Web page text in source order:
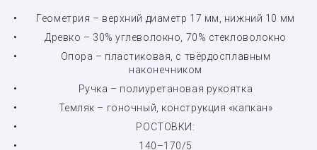
Геометрия – верхний диаметр 17 мм, нижний 10 мм
Древко – 30% углеволокно, 70% стекловолокно
Опора – пластиковая, с твёрдосплавным
наконечником
Ручка – полиуретановая рукоятка
Темляк – гоночный, конструкция «капкан»
РОСТОВКИ:
140–170/5